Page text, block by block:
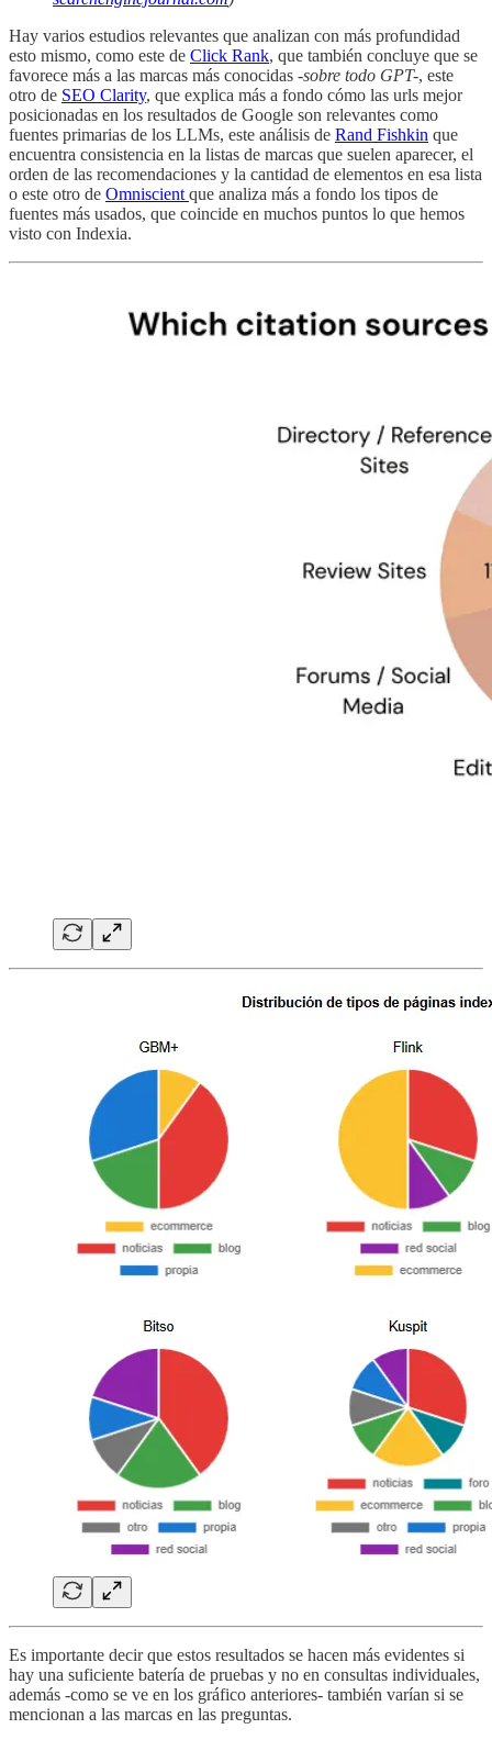
Hay varios estudios relevantes que analizan con más profundidad
esto mismo, como este de Click Rank, que también concluye que se
favorece más a las marcas más conocidas -sobre todo GPT-, este
otro de SEO Clarity, que explica más a fondo cómo las urls mejor
posicionadas en los resultados de Google son relevantes como
fuentes primarias de los LLMs, este análisis de Rand Fishkin que
encuentra consistencia en la listas de marcas que suelen aparecer, el
orden de las recomendaciones y la cantidad de elementos en esa lista
o este otro de Omniscient que analiza más a fondo los tipos de
fuentes más usados, que coincide en muchos puntos lo que hemos
visto con Indexia.
Es importante decir que estos resultados se hacen más evidentes si
hay una suficiente batería de pruebas y no en consultas individuales,
además -como se ve en los gráfico anteriores- también varían si se
mencionan a las marcas en las preguntas.